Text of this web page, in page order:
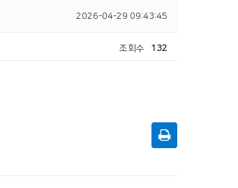
2026-04-29 09:43:45
조회수 132